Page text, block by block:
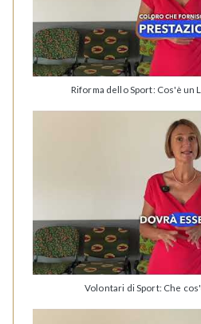
Riforma dello Sport: Cos'è un
Volontari di Sport: Che